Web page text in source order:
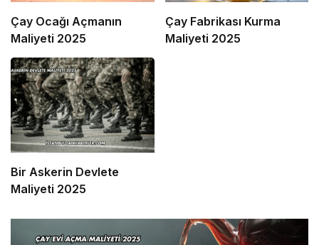
Çay Ocağı Açmanın
Maliyeti 2025
Çay Fabrikası Kurma
Maliyeti 2025
Bir Askerin Devlete
Maliyeti 2025